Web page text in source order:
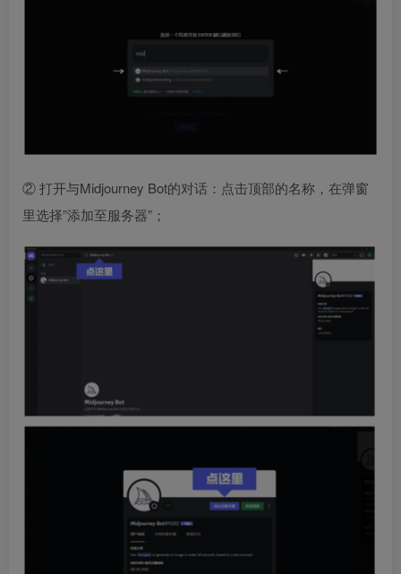
② 打开与Midjourney Bot的对话：点击顶部的名称，在弹窗
里选择”添加至服务器”；